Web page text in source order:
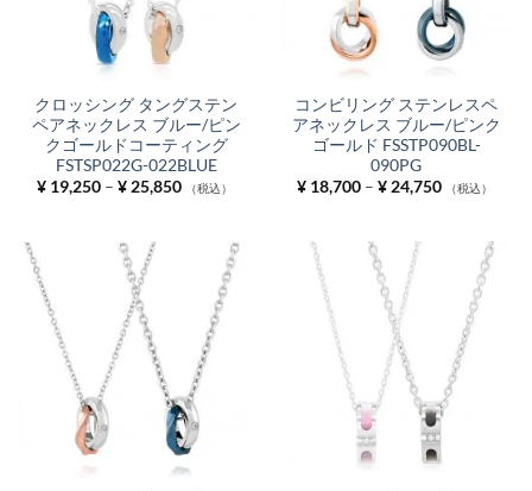
クロッシング タングステン
ペアネックレス ブルー/ピン
クゴールドコーティング
FSTSP022G-022BLUE
¥19,250 – ¥25,850価
格
¥ 25,850
（税込）
コンビリング ステンレスペ
アネックレス ブルー/ピンク
ゴールド FSSTP090BL-
090PG
¥18,700 – ¥24,750価
格
¥ 24,750
（税込）